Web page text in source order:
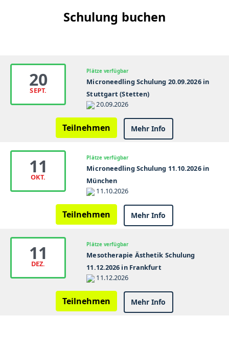
Schulung buchen
20
SEPT.
Plätze verfügbar
Microneedling Schulung 20.09.2026 in
Stuttgart (Stetten)
20.09.2026
Teilnehmen Mehr Info
11
OKT.
Plätze verfügbar
Microneedling Schulung 11.10.2026 in
München
11.10.2026
Teilnehmen Mehr Info
11
DEZ.
Plätze verfügbar
Mesotherapie Ästhetik Schulung
11.12.2026 in Frankfurt
11.12.2026
Teilnehmen Mehr Info